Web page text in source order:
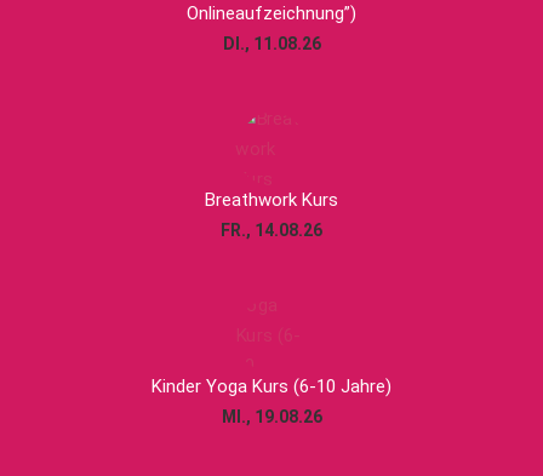
Onlineaufzeichnung”)
DI., 11.08.26
Breathwork Kurs
FR., 14.08.26
Kinder Yoga Kurs (6-10 Jahre)
MI., 19.08.26